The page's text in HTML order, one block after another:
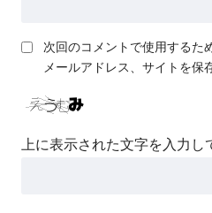
次回のコメントで使用するた
メールアドレス、サイトを保
上に表示された文字を入力し